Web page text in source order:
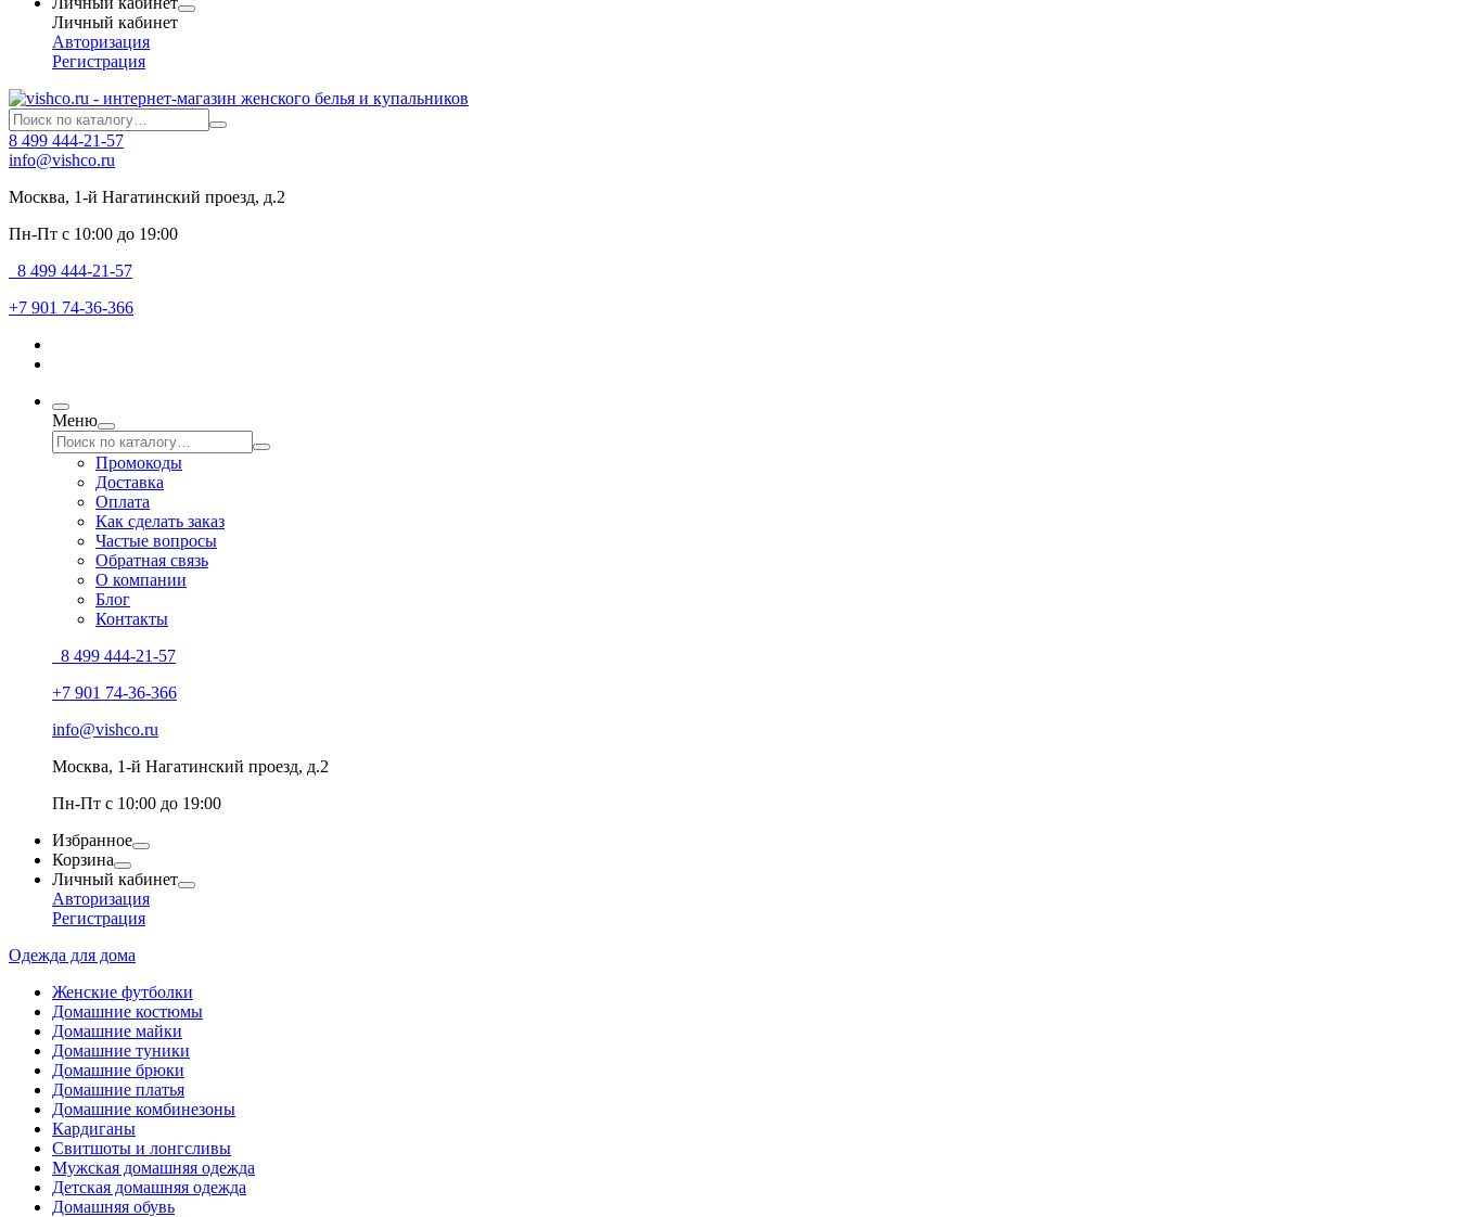
Личный кабинет
Авторизация
Регистрация
8 499 444-21-57
info@vishco.ru
Москва, 1-й Нагатинский проезд, д.2
Пн-Пт с 10:00 до 19:00
8 499 444-21-57
+7 901 74-36-366
Меню
Промокоды
Доставка
Оплата
Как сделать заказ
Частые вопросы
Обратная связь
О компании
Блог
Контакты
8 499 444-21-57
+7 901 74-36-366
info@vishco.ru
Москва, 1-й Нагатинский проезд, д.2
Пн-Пт с 10:00 до 19:00
Избранное
Корзина
Личный кабинет
Авторизация
Регистрация
Одежда для дома
Женские футболки
Домашние костюмы
Домашние майки
Домашние туники
Домашние брюки
Домашние платья
Домашние комбинезоны
Кардиганы
Свитшоты и лонгсливы
Мужская домашняя одежда
Детская домашняя одежда
Домашняя обувь